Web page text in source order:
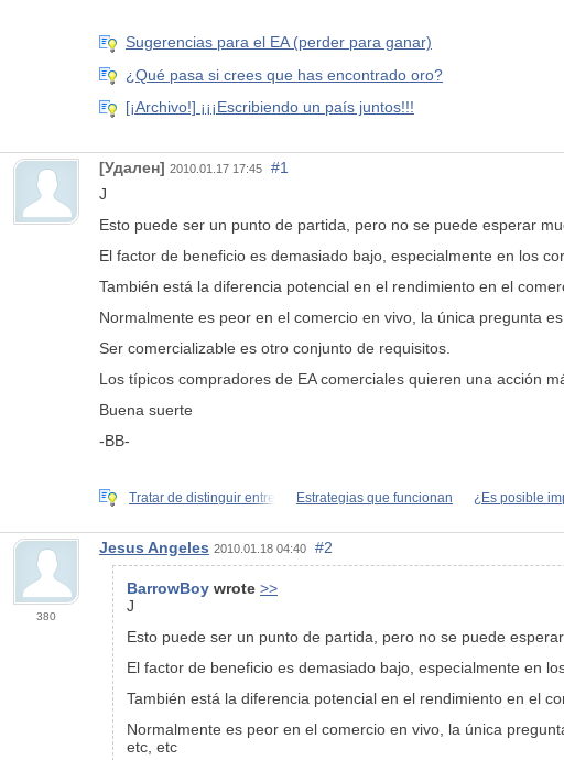
Sugerencias para el EA (perder para ganar)
¿Qué pasa si crees que has encontrado oro?
[¡Archivo!] ¡¡¡Escribiendo un país juntos!!!
[Удален] 2010.01.17 17:45
#1
J
Esto puede ser un punto de partida, pero no se puede esperar
El factor de beneficio es demasiado bajo, especialmente en los
También está la diferencia potencial en el rendimiento en el
Normalmente es peor en el comercio en vivo, la única pregunta
Ser comercializable es otro conjunto de requisitos.
Los típicos compradores de EA comerciales quieren una acción
Buena suerte
-BB-
Tratar de distinguir entre Estrategias que funcionan ¿Es posible
380
Jesus Angeles 2010.01.18 04:40 #2
BarrowBoy wrote >>
J
Esto puede ser un punto de partida, pero no se puede
El factor de beneficio es demasiado bajo, especialmente en
También está la diferencia potencial en el rendimiento en el
Normalmente es peor en el comercio en vivo, la única
etc, etc